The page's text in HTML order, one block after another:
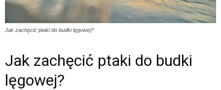
Jak zachęcić ptaki do budki lęgowej?
Jak zachęcić ptaki do budki
lęgowej?